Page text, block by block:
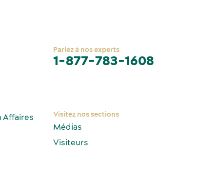
Parlez à nos experts
1-877-783-1608
Affaires
Visitez nos sections
Médias
Visiteurs